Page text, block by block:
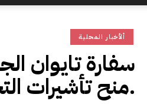
الأفريقي
ألأخبار المحلية
سفارة تايوان
منح تأشيرات التجارية.